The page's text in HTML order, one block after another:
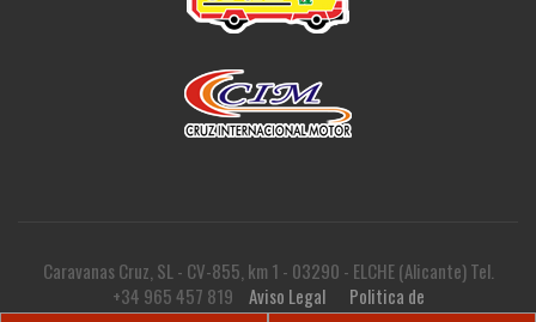
Caravanas Cruz, SL - CV-855, km 1 - 03290 - ELCHE (Alicante) Tel.
+34 965 457 819
Aviso Legal
Politica de